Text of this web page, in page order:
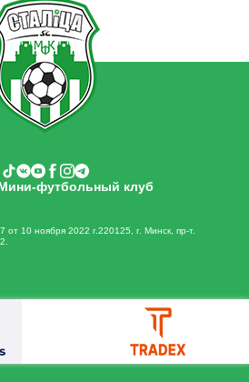
футбольный клуб
10 ноября 2022 г.220125, г. Минск, пр-т.